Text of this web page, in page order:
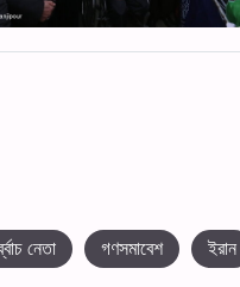
নেতা গণসমাবেশ ইরান